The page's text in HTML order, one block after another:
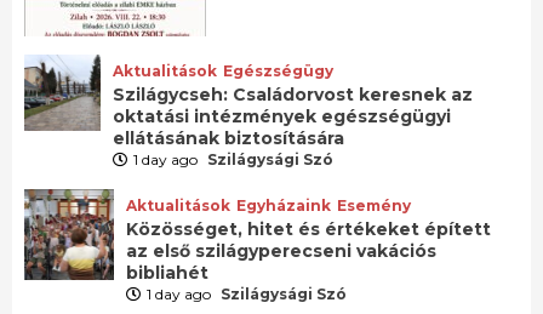
Aktualitások Egészségügy
Szilágycseh: Családorvost keresnek az
oktatási intézmények egészségügyi
ellátásának biztosítására
1 day ago Szilágysági Szó
Aktualitások Egyházaink Esemény
Közösséget, hitet és értékeket épített
az első szilágyperecseni vakációs
bibliahét
1 day ago Szilágysági Szó